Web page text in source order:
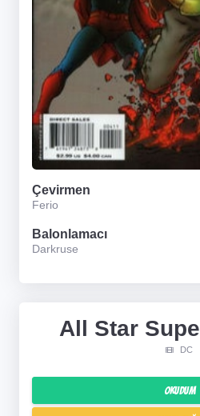
Çevirmen
Ferio
Balonlamacı
Darkruse
All Star
DC
Okudum